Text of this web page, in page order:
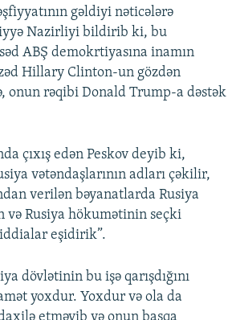
gəldiyi nəticələrə
Nazirliyi bildirib ki, bu
ABŞ demokrtiyasına inamın
Hillary Clinton-un gözdən
onun rəqibi Donald Trump-a dəstək
çıxış edən Peskov deyib ki,
vətəndaşlarının adları çəkilir,
verilən bəyanatlarda Rusiya
Rusiya hökumətinin seçki
eşidirik”.
dövlətinin bu işə qarışdığını
yoxdur. Yoxdur və ola da